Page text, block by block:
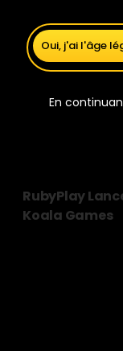
Oui, j'ai l'âge
En
RubyPlay
Koala Games